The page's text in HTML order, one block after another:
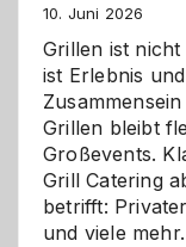
10. Juni 2026
Grillen ist
ist Erlebnis
Grillen bleibt
Großevents.
Grill Catering
betrifft:
und viele mehr.